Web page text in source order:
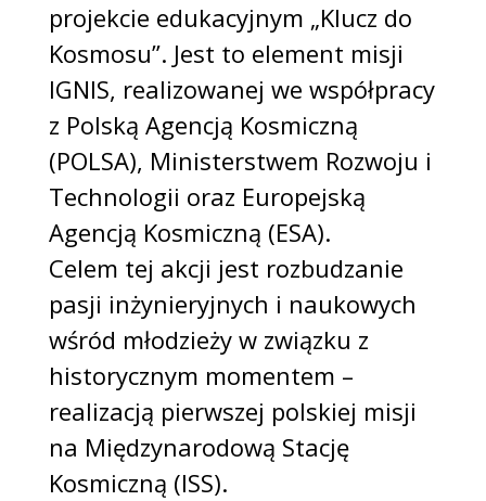
projekcie edukacyjnym „Klucz do
Kosmosu”. Jest to element misji
IGNIS, realizowanej we współpracy
z Polską Agencją Kosmiczną
(POLSA), Ministerstwem Rozwoju i
Technologii oraz Europejską
Agencją Kosmiczną (ESA).
Celem tej akcji jest rozbudzanie
pasji inżynieryjnych i naukowych
wśród młodzieży w związku z
historycznym momentem –
realizacją pierwszej polskiej misji
na Międzynarodową Stację
Kosmiczną (ISS).